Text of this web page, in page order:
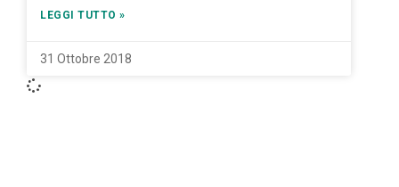
LEGGI TUTTO »
31 Ottobre 2018